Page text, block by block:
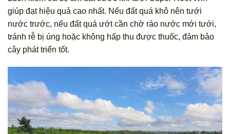
giúp đạt hiệu quả cao nhất. Nếu đất quá khô nên tưới
nước trước, nếu đất quá ướt cần chờ ráo nước mới tưới,
tránh rễ bị úng hoặc không hấp thu được thuốc, đảm bảo
cây phát triển tốt.